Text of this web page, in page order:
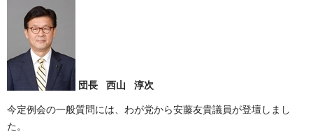
団長 西山 淳次
今定例会の一般質問には、わが党から安藤友貴議員が登壇しまし
た。